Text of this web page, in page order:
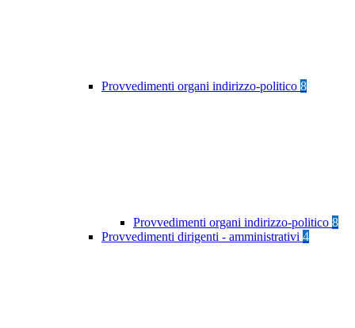
Provvedimenti organi indirizzo-politico 8
Provvedimenti organi indirizzo-politico 8
Provvedimenti dirigenti - amministrativi 4